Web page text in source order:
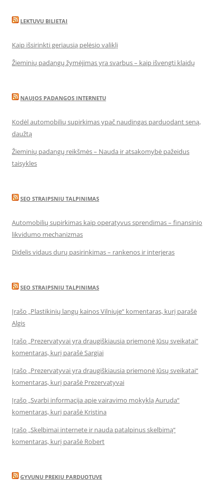
LEKTUVU BILIETAI
Kaip išsirinkti geriausią pelėsio valiklį
Žieminių padangų žymėjimas yra svarbus – kaip išvengti klaidų
NAUJOS PADANGOS INTERNETU
Kodėl automobilių supirkimas ypač naudingas parduodant seną,
daužtą
Žieminių padangų reikšmės – Nauda ir atsakomybė pažeidus
taisykles
SEO STRAIPSNIU TALPINIMAS
Automobilių supirkimas kaip operatyvus sprendimas – finansinio
likvidumo mechanizmas
Didelis vidaus durų pasirinkimas – rankenos ir interjeras
SEO STRAIPSNIU TALPINIMAS
Įrašo „Plastikinių langų kainos Vilniuje“ komentaras, kurį parašė
Algis
Įrašo „Prezervatyvai yra draugiškiausia priemonė Jūsų sveikatai“
komentaras, kurį parašė Sargiai
Įrašo „Prezervatyvai yra draugiškiausia priemonė Jūsų sveikatai“
komentaras, kurį parašė Prezervatyvai
Įrašo „Svarbi informacija apie vairavimo mokyklą Auruda“
komentaras, kurį parašė Kristina
Įrašo „Skelbimai internete ir nauda patalpinus skelbimą“
komentaras, kurį parašė Robert
GYVUNU PREKIU PARDUOTUVE